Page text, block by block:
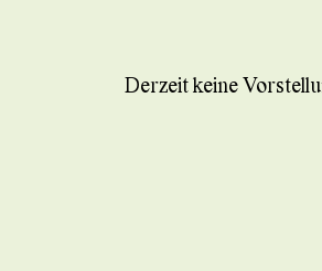
Derzeit keine